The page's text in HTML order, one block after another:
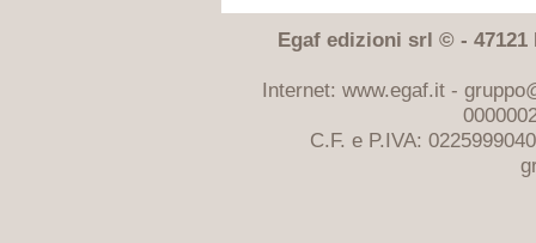
Egaf edizioni srl © - 47121
Internet: www.egaf.it -
C.F. e P.IVA: